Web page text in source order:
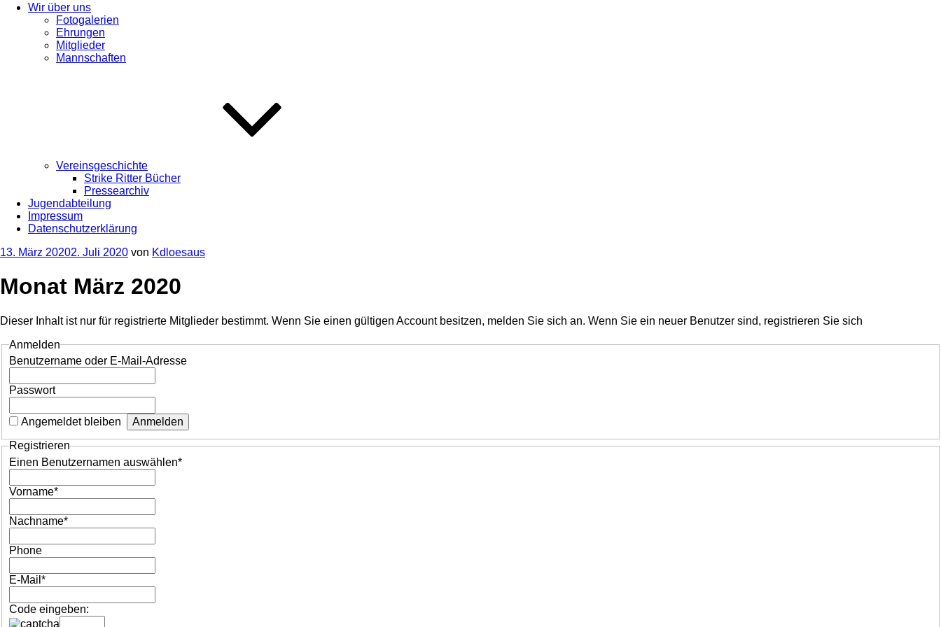
Wir über uns
Fotogalerien
Ehrungen
Mitglieder
Mannschaften
Vereinsgeschichte
Strike Ritter Bücher
Pressearchiv
Jugendabteilung
Impressum
Datenschutzerklärung
Veröffentlicht
13. März 20202. Juli 2020 von Kdloesaus
Monat März 2020
Dieser Inhalt ist nur für registrierte Mitglieder bestimmt. Wenn Sie einen gültigen Account besitzen, melden Sie sich an. Wenn Sie ein neuer Benutzer sind, registrieren Sie sich
Anmelden
Benutzername oder E-Mail-Adresse
Passwort
Angemeldet bleiben
Registrieren
Einen Benutzernamen auswählen*
Vorname*
Nachname*
Phone
E-Mail *
Code eingeben: